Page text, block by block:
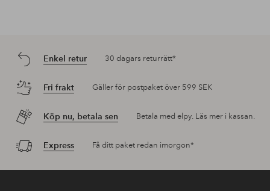
Enkel retur 30 dagars returrätt*
Fri frakt Gäller för postpaket över 599 SEK
Köp nu, betala sen Betala med elpy. Läs mer i kassan.
Express Få ditt paket redan imorgon*